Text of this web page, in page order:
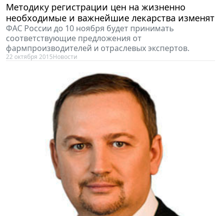
Методику регистрации цен на жизненно
необходимые и важнейшие лекарства изменят
ФАС России до 10 ноября будет принимать
соответствующие предложения от
фармпроизводителей и отраслевых экспертов.
22 октября 2015Новости